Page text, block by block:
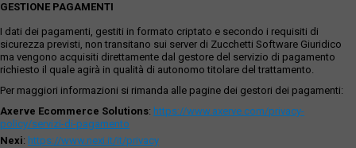
GESTIONE PAGAMENTI
I dati dei pagamenti, gestiti in formato criptato e secondo i requisiti di
sicurezza previsti, non transitano sui server di Zucchetti Software Giuridico
ma vengono acquisiti direttamente dal gestore del servizio di pagamento
richiesto il quale agirà in qualità di autonomo titolare del trattamento.
Per maggiori informazioni si rimanda alle pagine dei gestori dei pagamenti:
Axerve Ecommerce Solutions: https://www.axerve.com/privacy-
policy/servizi-di-pagamento
Nexi: https://www.nexi.it/it/privacy